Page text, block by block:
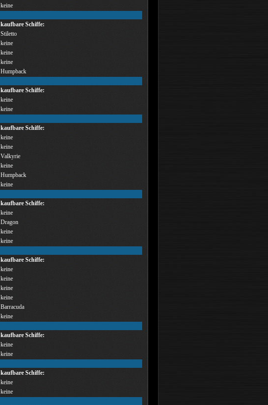
keine
kaufbare Schiffe:
Stiletto
keine
keine
keine
Humpback
kaufbare Schiffe:
keine
keine
kaufbare Schiffe:
keine
keine
Valkyrie
keine
Humpback
keine
kaufbare Schiffe:
keine
Dragon
keine
keine
kaufbare Schiffe:
keine
keine
keine
keine
Barracuda
keine
kaufbare Schiffe:
keine
keine
kaufbare Schiffe:
keine
keine